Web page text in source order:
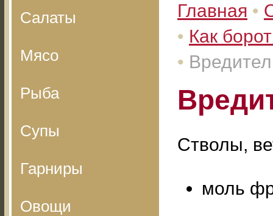
Салаты
Мясо
Рыба
Супы
Гарниры
Овощи
Главная •
• Как
•
Стволы,
моль